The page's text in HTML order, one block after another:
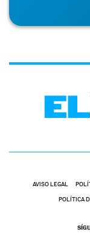
AVISO LEGAL
POLÍTICA